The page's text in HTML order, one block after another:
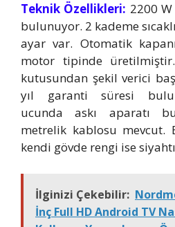
Teknik Özellikleri: 2200
bulunuyor. 2 kademe
ayar var. Otomatik
motor tipinde
kutusundan şekil verici
yıl garanti süresi
ucunda askı aparatı
metrelik kablosu mevcut.
kendi gövde rengi ise
İlginizi Çekebilir:
İnç Full HD Android TV